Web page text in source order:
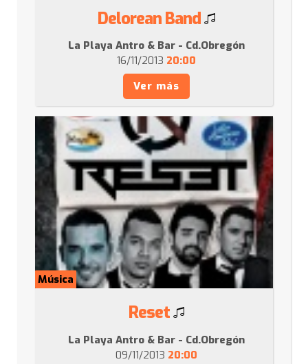
Delorean Band
La Playa Antro & Bar - Cd.Obregón
16/11/2013 20:00
Ver más
Música
Reset
La Playa Antro & Bar - Cd.Obregón
09/11/2013 20:00